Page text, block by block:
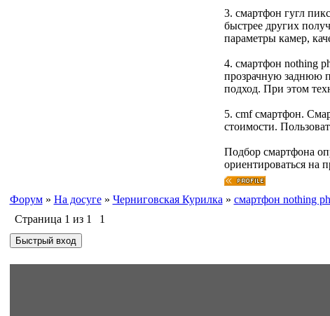
3. смартфон гугл
быстрее других
параметры камер,
4. смартфон nothing
прозрачную заднюю
подход. При этом
5. cmf смартфон.
стоимости.
Подбор смартфона
ориентироваться на
Форум » На досуге » Черниговская Курилка » смартфон nothing
Страница 1 из 1
1